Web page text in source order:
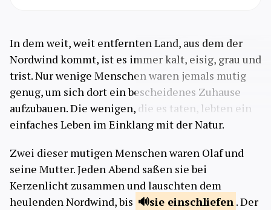
In dem weit, weit entfernten Land, aus dem der
Nordwind kommt, ist es immer kalt, eisig, grau und
trist. Nur wenige Menschen waren jemals mutig
genug, um sich dort ein bescheidenes Zuhause
aufzubauen. Die wenigen, die es taten, lebten ein
einfaches Leben im Einklang mit der Natur.
Zwei dieser mutigen Menschen waren Olaf und
seine Mutter. Jeden Abend saßen sie bei
Kerzenlicht zusammen und lauschten dem
heulenden Nordwind, bis
sie einschliefen . Der